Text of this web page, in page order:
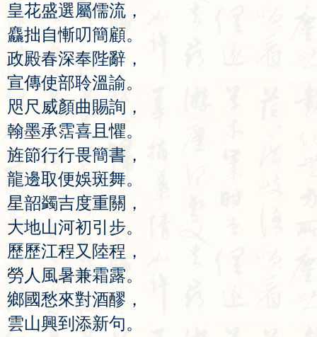
皇花盛選屬儒流 ，
麤拙自慚叨簡顧。
政殿春深奉陛辭 ，
宣傳使部聆溫諭。
咫尺 威顏曲賜詢 ，
翰墨承霑喜 且懼。
旌節行行畏簡書 ，
龍邊取便娛斑舞。
星韶蠲吉度重關 ，
大地山河初引 步。
歷歷江程又 陸程 ，
勞 人 風暑兼霜露。
鄉國愁來對酒醪 ，
雲山興到 添新句。